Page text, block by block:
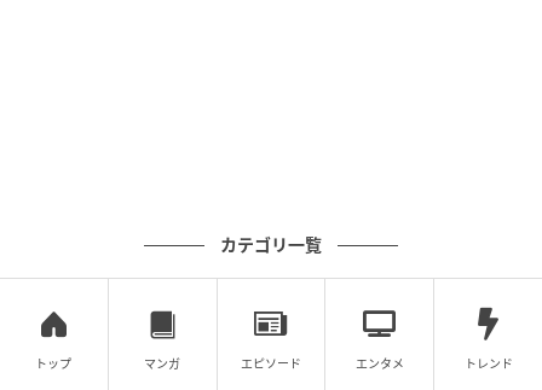
カテゴリ一覧
トップ マンガ エピソード エンタメ トレンド